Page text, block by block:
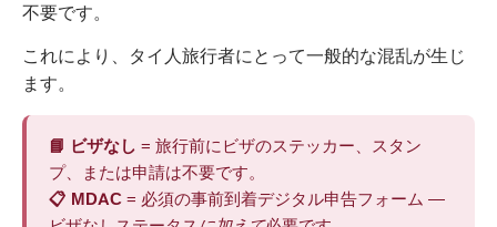
不要です。
これにより、タイ人旅行者にとって一般的な混乱が生じ
ます。
📘 ビザなし = 旅行前にビザのステッカー、スタン
プ、または申請は不要です。
📋 MDAC = 必須の事前到着デジタル申告フォーム —